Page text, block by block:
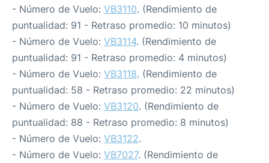
- Número de Vuelo: VB3110. (Rendimiento de
puntualidad: 91 - Retraso promedio: 10 minutos)
- Número de Vuelo: VB3114. (Rendimiento de
puntualidad: 91 - Retraso promedio: 4 minutos)
- Número de Vuelo: VB3118. (Rendimiento de
puntualidad: 58 - Retraso promedio: 22 minutos)
- Número de Vuelo: VB3120. (Rendimiento de
puntualidad: 88 - Retraso promedio: 8 minutos)
- Número de Vuelo: VB3122.
- Número de Vuelo: VB7027. (Rendimiento de